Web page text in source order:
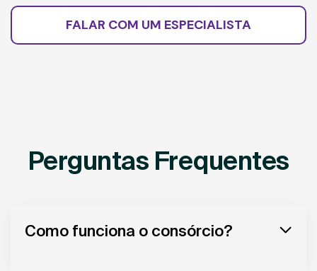
FALAR COM UM ESPECIALISTA
Perguntas Frequentes
Como funciona o consórcio?